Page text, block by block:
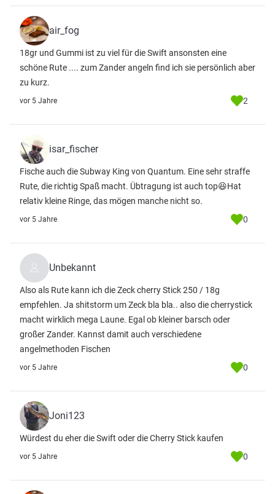
air_fog
18gr und Gummi ist zu viel für die Swift ansonsten eine
schöne Rute .... zum Zander angeln find ich sie persönlich aber
zu kurz.
vor 5 Jahre 2
isar_fischer
Fische auch die Subway King von Quantum. Eine sehr straffe
Rute, die richtig Spaß macht. Übtragung ist auch top😆Hat
relativ kleine Ringe, das mögen manche nicht so.
vor 5 Jahre 0
Unbekannt
Also als Rute kann ich die Zeck cherry Stick 250 / 18g
empfehlen. Ja shitstorm um Zeck bla bla.. also die cherrystick
macht wirklich mega Laune. Egal ob kleiner barsch oder
großer Zander. Kannst damit auch verschiedene
angelmethoden Fischen
vor 5 Jahre 0
Joni123
Würdest du eher die Swift oder die Cherry Stick kaufen
vor 5 Jahre 0